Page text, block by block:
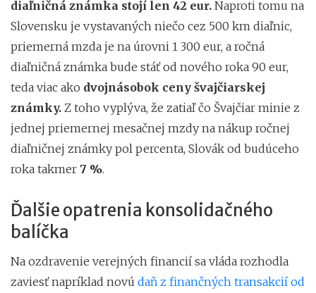
diaľničná známka stojí len 42 eur. Naproti tomu na
Slovensku je vystavaných niečo cez 500 km diaľnic,
priemerná mzda je na úrovni 1 300 eur, a ročná
diaľničná známka bude stáť od nového roka 90 eur,
teda viac ako dvojnásobok ceny švajčiarskej
známky. Z toho vyplýva, že zatiaľ čo Švajčiar minie z
jednej priemernej mesačnej mzdy na nákup ročnej
diaľničnej známky pol percenta, Slovák od budúceho
roka takmer 7 %.
Ďalšie opatrenia konsolidačného
balíčka
Na ozdravenie verejných financií sa vláda rozhodla
zaviesť napríklad novú daň z finančných transakcií od